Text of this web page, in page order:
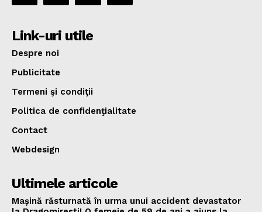
Link-uri utile
Despre noi
Publicitate
Termeni şi condiţii
Politica de confidenţialitate
Contact
Webdesign
Ultimele articole
Mașină răsturnată în urma unui accident devastator